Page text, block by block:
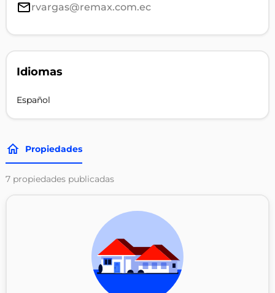
rvargas@remax.com.ec
Idiomas
Español
Propiedades
7 propiedades publicadas